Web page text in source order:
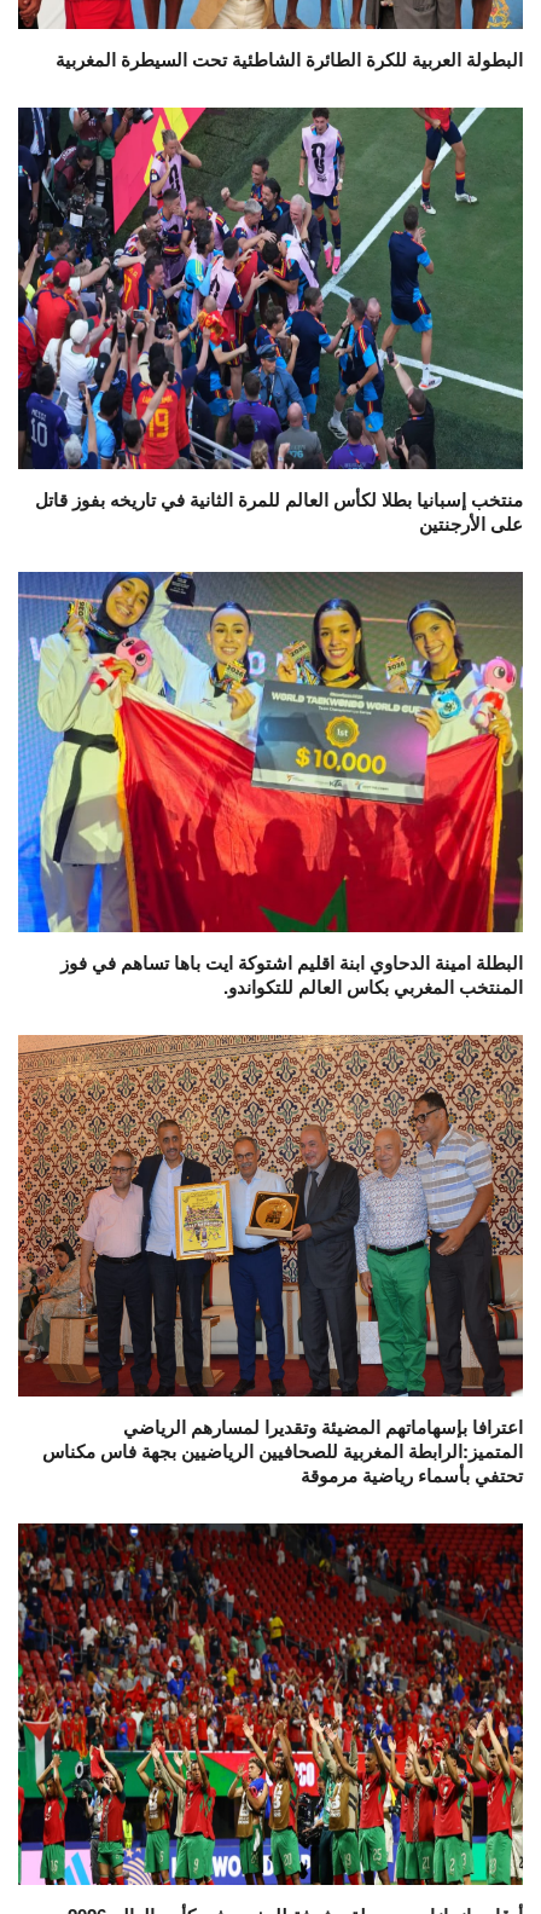
البطولة العربية للكرة الطائرة الشاطئية تحت السيطرة المغربية
منتخب إسبانيا بطلا لكأس العالم للمرة الثانية في تاريخه بفوز قاتل
على الأرجنتين
البطلة امينة الدحاوي ابنة اقليم اشتوكة ايت باها تساهم في فوز
المنتخب المغربي بكاس العالم للتكواندو.
اعترافا بإسهاماتهم المضيئة وتقديرا لمسارهم الرياضي
المتميز:الرابطة المغربية للصحافيين الرياضيين بجهة فاس مكناس
تحتفي بأسماء رياضية مرموقة